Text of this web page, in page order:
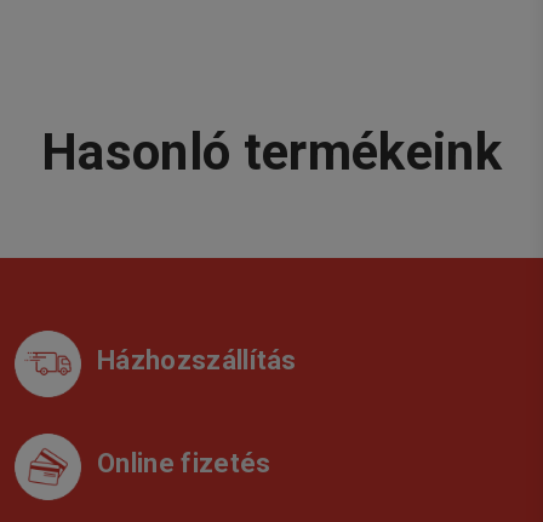
Hasonló termékeink
Házhozszállítás
Online fizetés